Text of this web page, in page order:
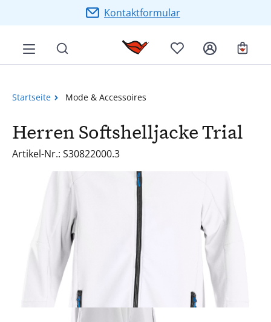
Zum Hauptinhalt springenKontaktformular
Startseite Mode & Accessoires
Herren Softshelljacke Trial
Artikel-Nr.: S30822000.3